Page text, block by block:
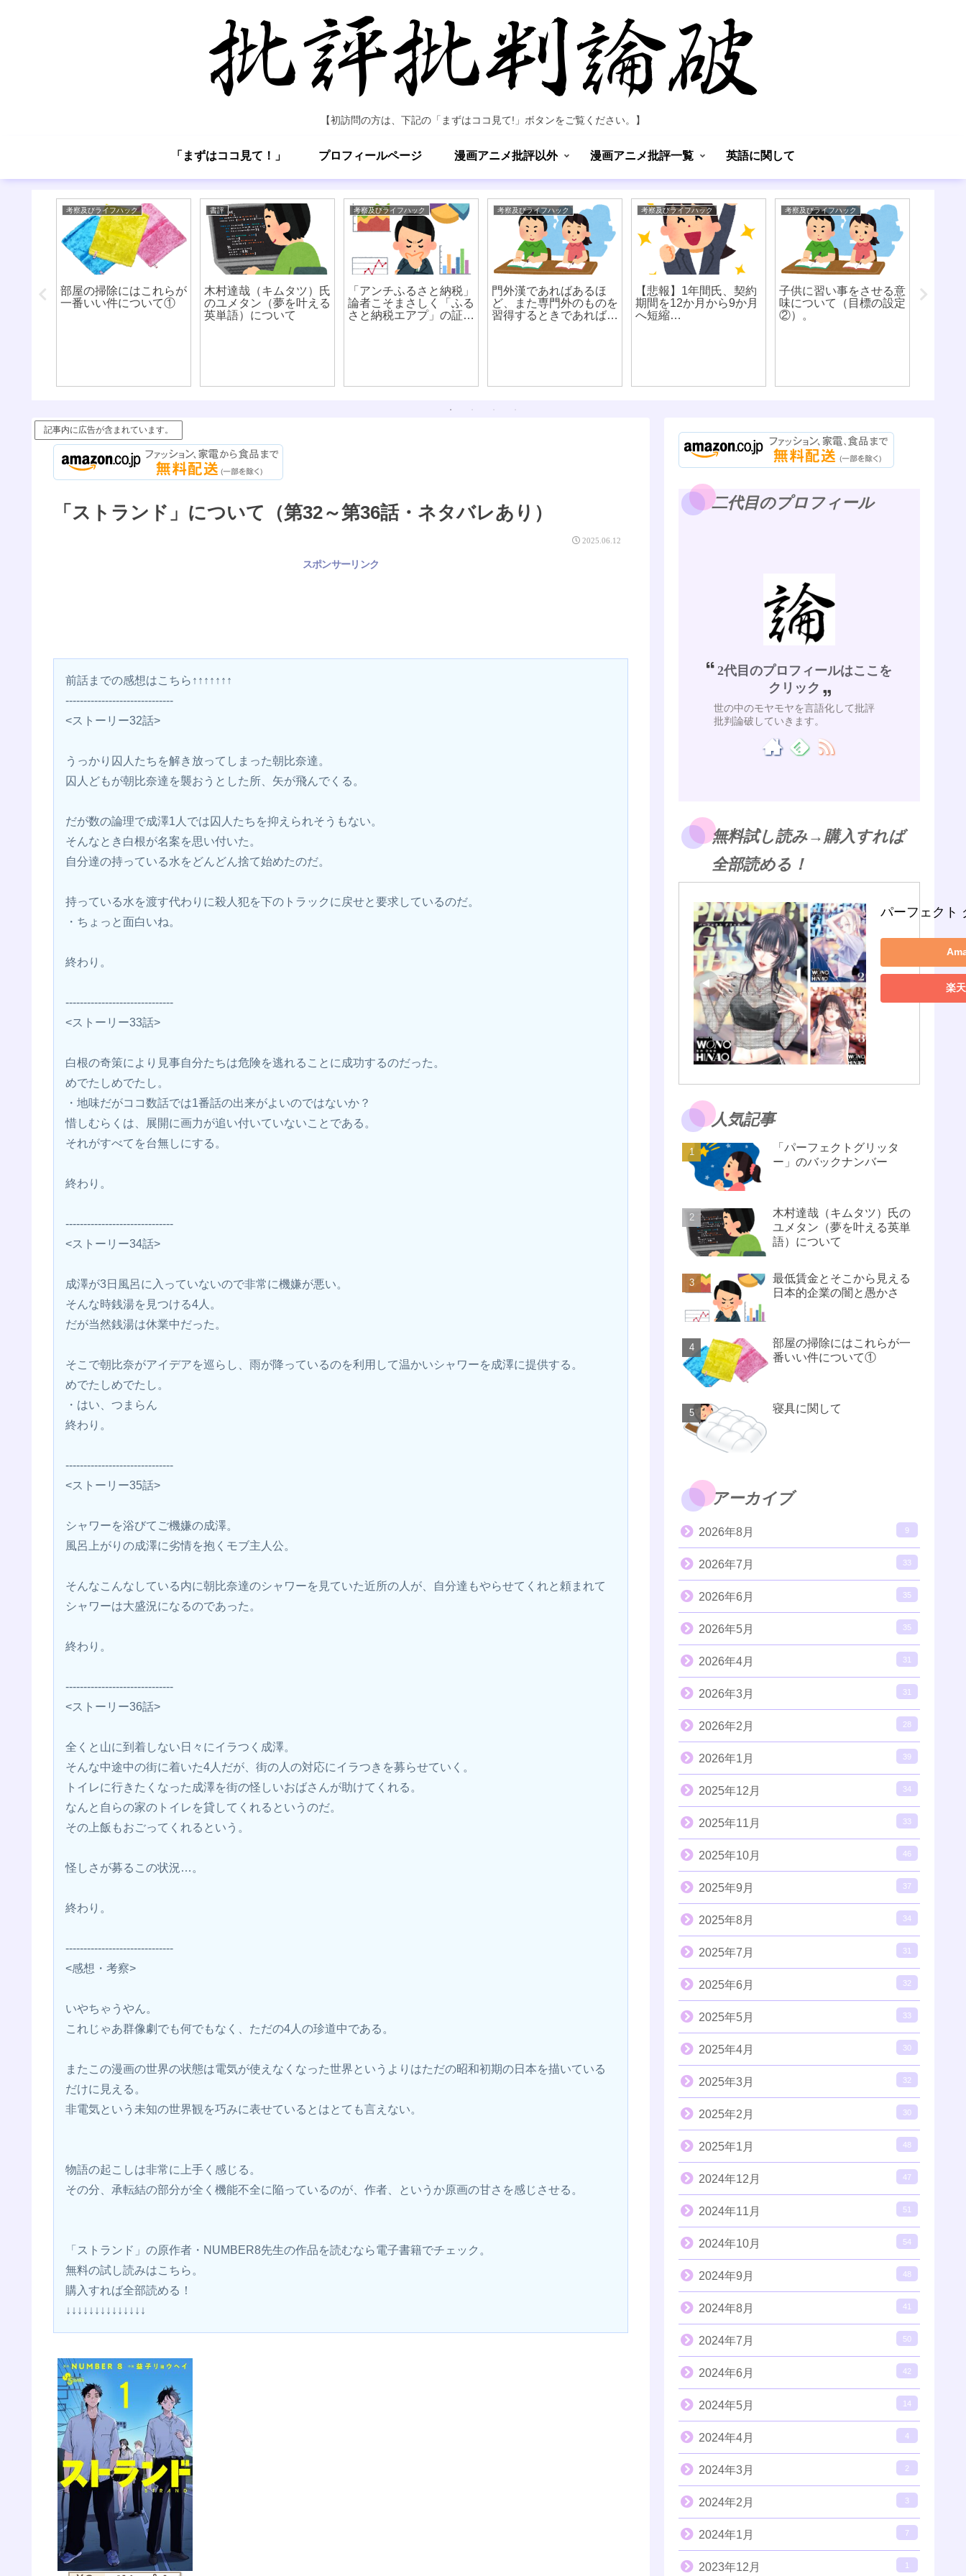
【初訪問の方は、下記の「まずはココ見て!」ボタンをご覧ください。】
「まずはココ見て！」 プロフィールページ 漫画アニメ批評以外 漫画アニメ批評一覧 英語に関して
考察及びライフハック
部屋の掃除にはこれらが
一番いい件について①
書評
木村達哉（キムタツ）氏
のユメタン（夢を叶える
英単語）について
考察及びライフハック
「アンチふるさと納税」
論者こそまさしく「ふる
さと納税エアプ」の証左
考察及びライフハック
門外漢であればあるほ
ど、また専門外のものを
習得するときであればあ
考察及びライフハック
【悲報】1年間氏、契約
期間を12か月から9か月
へ短縮…
考察及びライフハック
子供に習い事をさせる意
味について（目標の設定
②）。
書籍「
に忘れ
記事内に広告が含まれています。
「ストランド」について（第32～第36話・ネタバレあり）
2025.06.12
スポンサーリンク
前話までの感想はこちら↑↑↑↑↑↑↑
------------------------------
<ストーリー32話>
うっかり囚人たちを解き放ってしまった朝比奈達。
囚人どもが朝比奈達を襲おうとした所、矢が飛んでくる。
だが数の論理で成澤1人では囚人たちを抑えられそうもない。
そんなとき白根が名案を思い付いた。
自分達の持っている水をどんどん捨て始めたのだ。
持っている水を渡す代わりに殺人犯を下のトラックに戻せと要求しているのだ。
・ちょっと面白いね。
終わり。
------------------------------
<ストーリー33話>
白根の奇策により見事自分たちは危険を逃れることに成功するのだった。
めでたしめでたし。
・地味だがココ数話では1番話の出来がよいのではないか？
惜しむらくは、展開に画力が追い付いていないことである。
それがすべてを台無しにする。
終わり。
------------------------------
<ストーリー34話>
成澤が3日風呂に入っていないので非常に機嫌が悪い。
そんな時銭湯を見つける4人。
だが当然銭湯は休業中だった。
そこで朝比奈がアイデアを巡らし、雨が降っているのを利用して温かいシャワーを成澤に提供する。
めでたしめでたし。
・はい、つまらん
終わり。
------------------------------
<ストーリー35話>
シャワーを浴びてご機嫌の成澤。
風呂上がりの成澤に劣情を抱くモブ主人公。
そんなこんなしている内に朝比奈達のシャワーを見ていた近所の人が、自分達もやらせてくれと頼まれて
シャワーは大盛況になるのであった。
終わり。
------------------------------
<ストーリー36話>
全くと山に到着しない日々にイラつく成澤。
そんな中途中の街に着いた4人だが、街の人の対応にイラつきを募らせていく。
トイレに行きたくなった成澤を街の怪しいおばさんが助けてくれる。
なんと自らの家のトイレを貸してくれるというのだ。
その上飯もおごってくれるという。
怪しさが募るこの状況…。
終わり。
------------------------------
<感想・考察>
いやちゃうやん。
これじゃあ群像劇でも何でもなく、ただの4人の珍道中である。
またこの漫画の世界の状態は電気が使えなくなった世界というよりはただの昭和初期の日本を描いている
だけに見える。
非電気という未知の世界観を巧みに表せているとはとても言えない。
物語の起こしは非常に上手く感じる。
その分、承転結の部分が全く機能不全に陥っているのが、作者、というか原画の甘さを感じさせる。
「ストランド」の原作者・NUMBER8先生の作品を読むなら電子書籍でチェック。
無料の試し読みはこちら。
購入すれば全部読める！
↓↓↓↓↓↓↓↓↓↓↓↓↓↓
二代目のプロフィール
2代目のプロフィールはここを
クリック
世の中のモヤモヤを言語化して批評
批判論破していきます。
無料試し読み→購入すれば
全部読める！
パーフェクト
楽
人気記事
「パーフェクトグリッタ
ー」のバックナンバー
木村達哉（キムタツ）氏の
ユメタン（夢を叶える英単
語）について
最低賃金とそこから見える
日本的企業の闇と愚かさ
部屋の掃除にはこれらが一
番いい件について①
寝具に関して
アーカイブ
2026年8月 9
2026年7月 33
2026年6月 35
2026年5月 35
2026年4月 31
2026年3月 31
2026年2月 28
2026年1月 39
2025年12月 34
2025年11月 33
2025年10月 46
2025年9月 37
2025年8月 34
2025年7月 31
2025年6月 32
2025年5月 33
2025年4月 30
2025年3月 32
2025年2月 30
2025年1月 48
2024年12月 47
2024年11月 51
2024年10月 54
2024年9月 48
2024年8月 41
2024年7月 50
2024年6月 42
2024年5月 14
2024年4月 4
2024年3月 2
2024年2月 3
2024年1月 7
2023年12月 1